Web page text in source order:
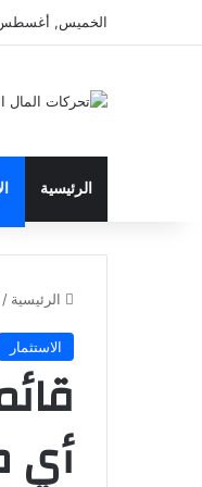
الخميس, أغسطس 6
الرئيسية
الرئيسية /
الاستثمار
أي